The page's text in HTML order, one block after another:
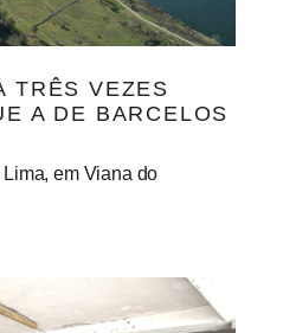
TRÊS VEZES
A DE BARCELOS
em Viana do